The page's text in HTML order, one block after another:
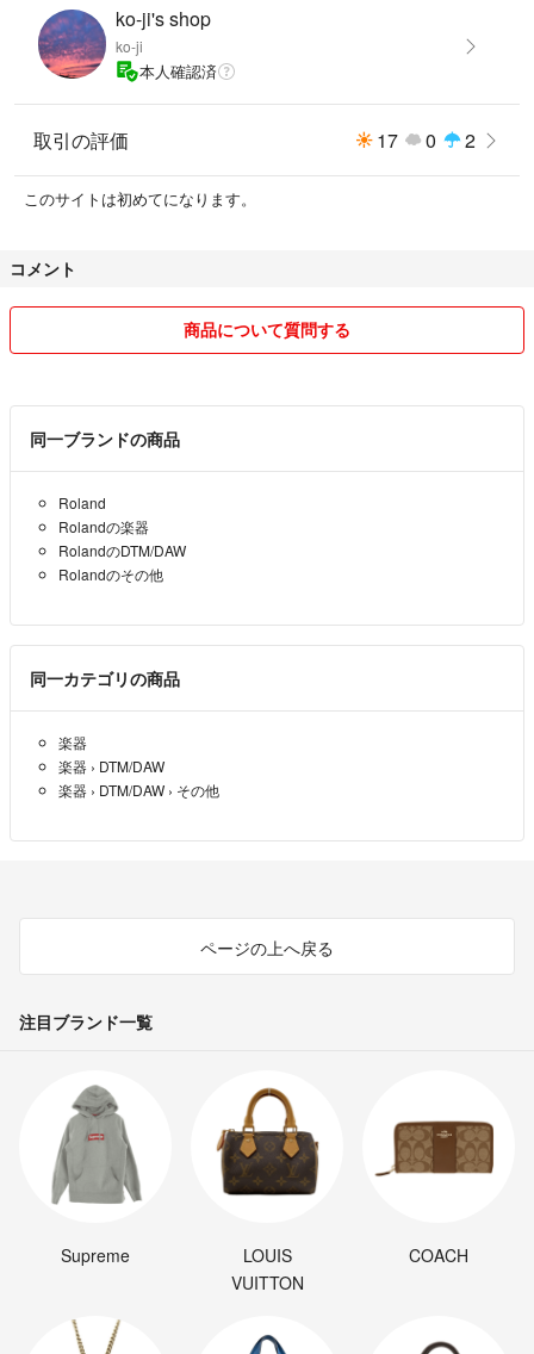
バー（BEND、MOD)、鍵盤アフタータッチ（AFTERTOUCH）、バリュ
ー・エンコーダーつまみ
・接続端子：ホールド・ペダル端子（標準タイプ）、エクスプレッショ
ン・ペダル端子（TRS 標準タイプ）、MIDIイン／アウト端子、USB 端
子、DC IN 端子
#ローランド
ko-ji's shop
ko-ji
本人確認済
取引の評価 17 0 2
このサイトは初めてになります。
コメント
商品について質問する
同一ブランドの商品
Roland
Rolandの楽器
RolandのDTM/DAW
Rolandのその他
同一カテゴリの商品
楽器
楽器 › DTM/DAW
楽器 › DTM/DAW › その他
ページの上へ戻る
注目ブランド一覧
Supreme
LOUIS
VUITTON
COACH